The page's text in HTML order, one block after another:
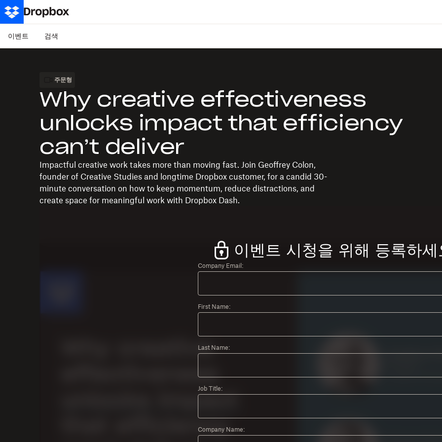
이벤트 검색
주문형
Why creative effectiveness
unlocks impact that efficiency
can’t deliver
Impactful creative work takes more than moving fast. Join Geoffrey Colon,
founder of Creative Studies and longtime Dropbox customer, for a candid 30-
minute conversation on how to keep momentum, reduce distractions, and
create space for meaningful work with Dropbox Dash.
이벤트 시청을 위해 등록하세
Company Email:
First Name:
Last Name:
Job Title:
Company Name: